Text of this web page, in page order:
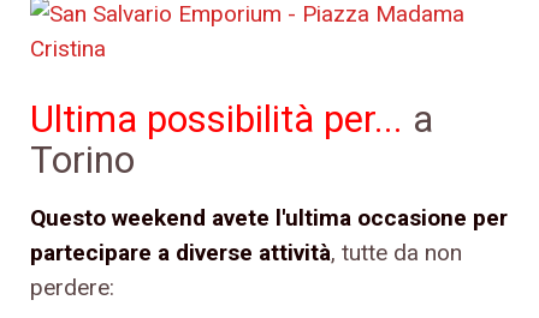
Ultima possibilità per... a
Torino
Questo weekend avete l'ultima occasione per
partecipare a diverse attività, tutte da non
perdere: